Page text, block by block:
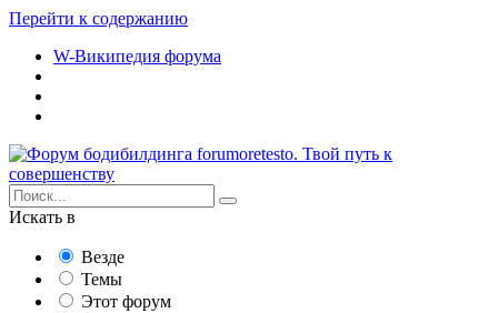
Перейти к содержанию
W-Википедия форума
Искать в
Везде
Темы
Этот форум